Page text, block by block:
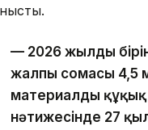
— 2026 жылдың
жалпы сомасы 4,5
материалды
нәтижесінде 27